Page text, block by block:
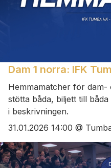
Dam 1 norra: IFK
Hemmamatcher för
stötta båda, biljett till
i beskrivningen.
31.01.2026 14:00 @